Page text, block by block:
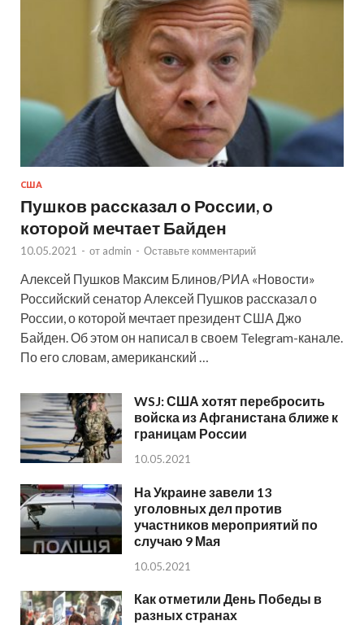
США
Пушков рассказал о России, о
которой мечтает Байден
10.05.2021 - от admin - Оставьте комментарий
Алексей Пушков Максим Блинов/РИА «Новости»
Российский сенатор Алексей Пушков рассказал о
России, о которой мечтает президент США Джо
Байден. Об этом он написал в своем Telegram-канале.
По его словам, американский …
WSJ: США хотят перебросить
войска из Афганистана ближе к
границам России
10.05.2021
На Украине завели 13
уголовных дел против
участников мероприятий по
случаю 9 Мая
10.05.2021
Как отметили День Победы в
разных странах